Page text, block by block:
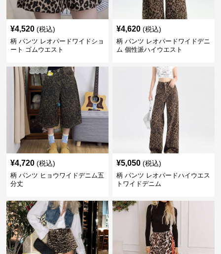
¥4,520 (税込)
柄 パンツ レオパードワイドショ
ート ゴムウエスト
¥4,620 (税込)
柄 パンツ レオパードワイドデニ
ム 個性派ハイウエスト
¥4,720 (税込)
柄 パンツ ヒョウワイドデニム五
分丈
¥5,050 (税込)
柄 パンツ レオパードハイウエス
トワイドデニム